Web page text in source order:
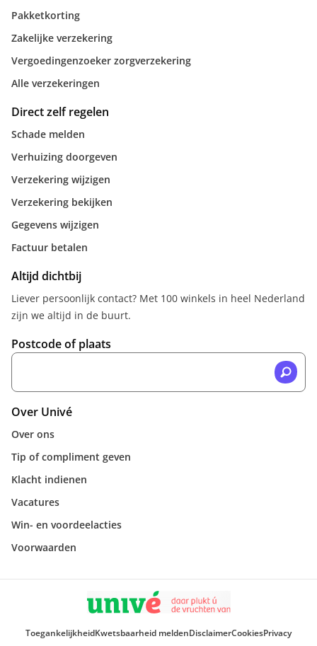
Pakketkorting
Zakelijke verzekering
Vergoedingenzoeker zorgverzekering
Alle verzekeringen
Direct zelf regelen
Schade melden
Verhuizing doorgeven
Verzekering wijzigen
Verzekering bekijken
Gegevens wijzigen
Factuur betalen
Altijd dichtbij
Liever persoonlijk contact? Met 100 winkels in heel Nederland
zijn we altijd in de buurt.
Postcode of plaats
Over Univé
Over ons
Tip of compliment geven
Klacht indienen
Vacatures
Win- en voordeelacties
Voorwaarden
ToegankelijkheidKwetsbaarheid meldenDisclaimerCookiesPrivacy